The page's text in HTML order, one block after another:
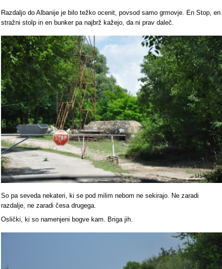
Razdaljo do Albanije je bilo težko ocenit, povsod samo grmovje. En Stop, en
stražni stolp in en bunker pa najbrž kažejo, da ni prav daleč.
So pa seveda nekateri, ki se pod milim nebom ne sekirajo. Ne zaradi
razdalje, ne zaradi česa drugega.
Oslički, ki so namenjeni bogve kam. Briga jih.